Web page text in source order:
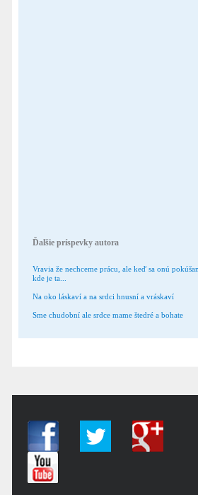
Ďalšie príspevky autora
Vravia že nechceme prácu, ale keď sa onú
kde je ta...
Na oko láskaví a na srdci hnusní a vráskaví
Sme chudobní ale srdce mame štedré a bohate